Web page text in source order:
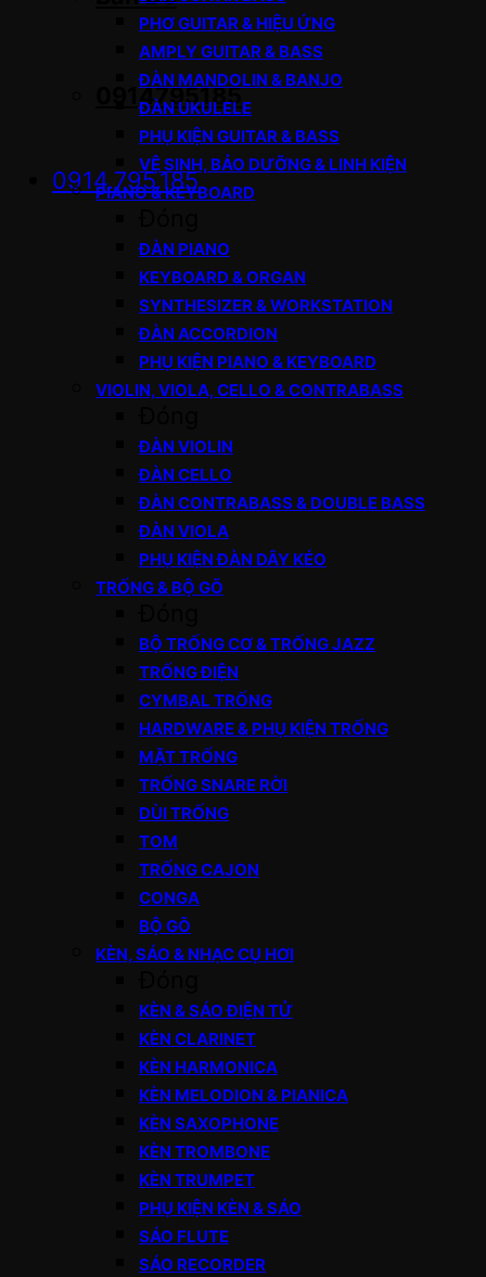
0914795185
0914.795.185
PHƠ GUITAR & HIỆU ỨNG
AMPLY GUITAR & BASS
ĐÀN MANDOLIN & BANJO
ĐÀN UKULELE
PHỤ KIỆN GUITAR & BASS
VỆ SINH, BẢO DƯỠNG & LINH KIỆN
PIANO & KEYBOARD
ĐÀN PIANO
KEYBOARD & ORGAN
SYNTHESIZER & WORKSTATION
ĐÀN ACCORDION
PHỤ KIỆN PIANO & KEYBOARD
VIOLIN, VIOLA, CELLO & CONTRABASS
ĐÀN VIOLIN
ĐÀN CELLO
ĐÀN CONTRABASS & DOUBLE BASS
ĐÀN VIOLA
PHỤ KIỆN ĐÀN DÂY KÉO
TRỐNG & BỘ GÕ
BỘ TRỐNG CƠ & TRỐNG JAZZ
TRỐNG ĐIỆN
CYMBAL TRỐNG
HARDWARE & PHỤ KIỆN TRỐNG
MẶT TRỐNG
TRỐNG SNARE RỜI
DÙI TRỐNG
TOM
TRỐNG CAJON
CONGA
BỘ GÕ
KÈN, SÁO & NHẠC CỤ HƠI
KÈN & SÁO ĐIỆN TỬ
KÈN CLARINET
KÈN HARMONICA
KÈN MELODION & PIANICA
KÈN SAXOPHONE
KÈN TROMBONE
KÈN TRUMPET
PHỤ KIỆN KÈN & SÁO
SÁO FLUTE
SÁO RECORDER